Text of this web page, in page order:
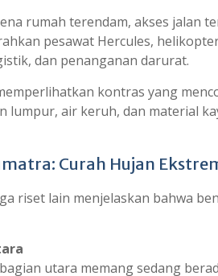
rumah terendam, akses jalan
pesawat Hercules,
dan penanganan darurat.
kontras yang
lumpur, air keruh, dan material
Curah Hujan
riset lain menjelaskan bahwa
utara memang sedang